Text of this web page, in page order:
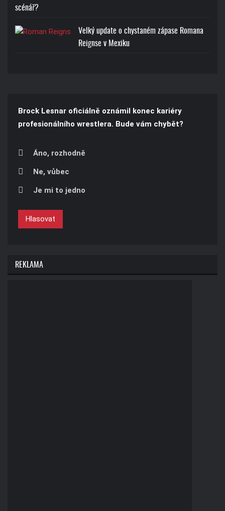
scénář?
Velký update o chystaném zápase Romana
Reignse v Mexiku
Brock Lesnar oficiálně oznámil konec kariéry
profesionálního wrestlera. Bude vám chybět?
Áno, rozhodně
Ne, vůbec
Je mi to jedno
Hlasovat
REKLAMA